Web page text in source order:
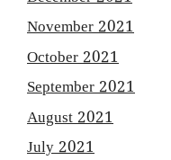
November 2021
October 2021
September 2021
August 2021
July 2021